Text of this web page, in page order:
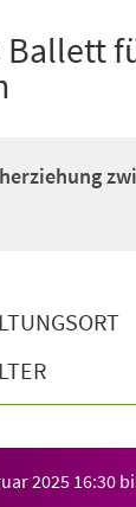
Ballett
2025 16:30